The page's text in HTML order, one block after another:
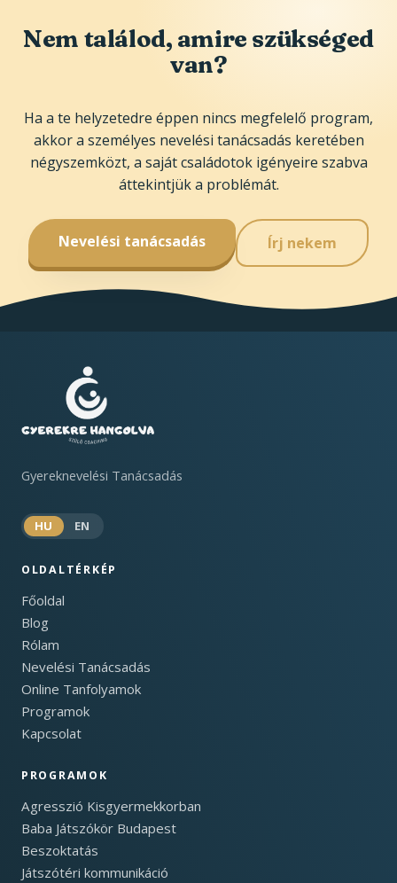
Nem találod, amire szükséged
van?
Ha a te helyzetedre éppen nincs megfelelő program,
akkor a személyes nevelési tanácsadás keretében
négyszemközt, a saját családotok igényeire szabva
áttekintjük a problémát.
Nevelési tanácsadás Írj nekem
Gyereknevelési Tanácsadás
HU EN
OLDALTÉRKÉP
Főoldal
Blog
Rólam
Nevelési Tanácsadás
Online Tanfolyamok
Programok
Kapcsolat
PROGRAMOK
Agresszió Kisgyermekkorban
Baba Játszókör Budapest
Beszoktatás
Játszótéri kommunikáció